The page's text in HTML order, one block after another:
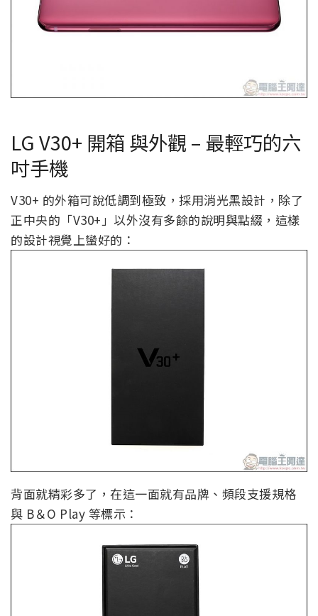
LG V30+ 開箱 與外觀 – 最輕巧的六
吋手機
V30+ 的外箱可說低調到極致，採用消光黑設計，除了
正中央的「V30+」以外沒有多餘的說明與點綴，這樣
的設計視覺上蠻好的：
背面就精彩多了，在這一面就有品牌、頻段支援規格
與 B＆O Play 等標示：